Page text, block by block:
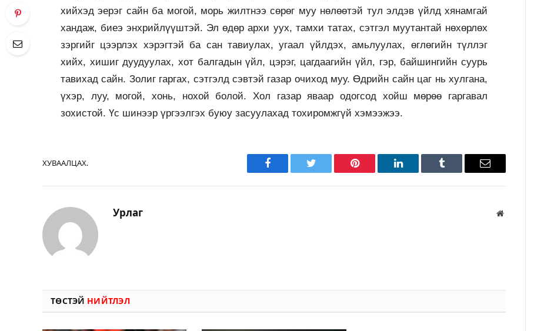
хийхэд эерэг сайн ба могой, морь жилтнээ сөрөг муу нөлөөтэй тул элдэв үйлд хянамгай
хандаж, биеэ энхрийлүүштэй. Эл өдөр архи уух, тамхи татах, сэтгэл муутантай нөхөрлөх
зэргийг цээрлэх хэрэгтэй ба сан тавиулах, угаал үйлдэх, амьлуулах, өглөгийн түллэг
хийх, хишиг дуудуулах, хот балгадын үйл, цэрэг, цагдаагийн үйл, гэр, байшингийн суурь
тавихад сайн. Золиг гаргах, сэтгэлд сэвтэй газар очиход муу. Өдрийн сайн цаг нь хулгана,
үхэр, луу, могой, хонь, нохой болой. Хол газар яваар одогсод хойш мөрөө гаргавал
зохистой. Үс шинээр үргээлгэх буюу засуулахад тохиромжгүй хэмээжээ.
ХУВААЛЦАХ.
Facebook Twitter Pinterest LinkedIn Tumblr Имэйл
Урлаг Вэбсайт
ТӨСТЭЙ НИЙТЛЭЛ